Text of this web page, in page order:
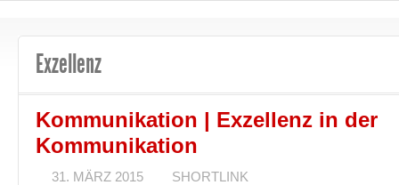
Exzellenz
Kommunikation | Exzellenz in der
Kommunikation
31. MÄRZ 2015 SHORTLINK